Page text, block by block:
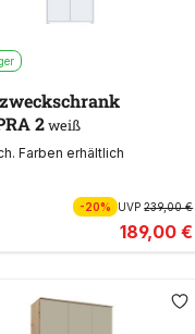
2weiß
Farben erhältlich
-20% UVP239,00 €
189,00 €